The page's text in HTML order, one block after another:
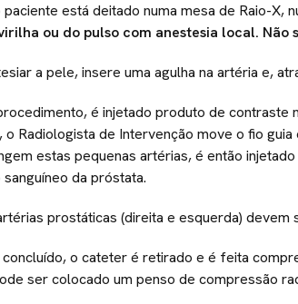
paciente está deitado numa mesa de Raio-
ou do pulso com anestesia local.
a pele, insere uma agulha na artéria e,
é injetado produto de contraste
o Radiologista de Intervenção move o fio
estas pequenas artérias, é então
da próstata.
prostáticas (direita e esquerda)
o cateter é retirado e é feita
ser colocado um penso de compressão